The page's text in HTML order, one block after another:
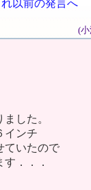
れ以前の発言へ
(
した。
インチ
ていたので
．．．